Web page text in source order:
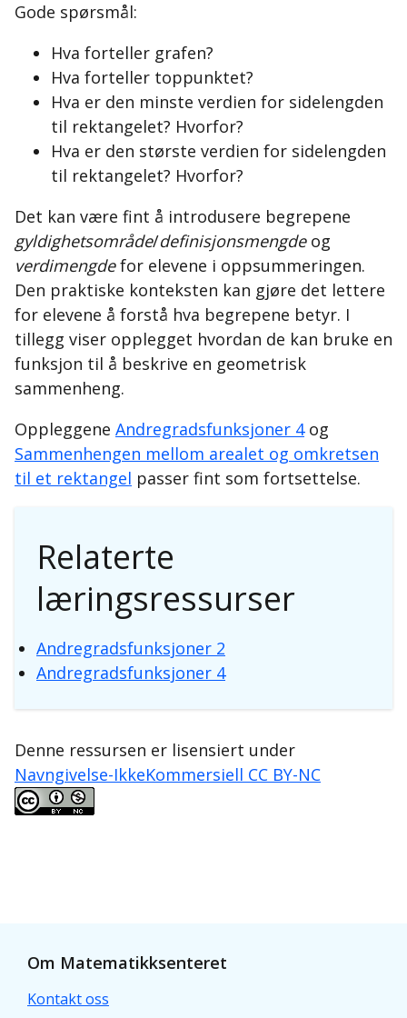
Gode spørsmål:
Hva forteller grafen?
Hva forteller toppunktet?
Hva er den minste verdien for sidelengden
til rektangelet? Hvorfor?
Hva er den største verdien for sidelengden
til rektangelet? Hvorfor?
Det kan være fint å introdusere begrepene
gyldighetsområde/definisjonsmengdeog
verdimengdefor elevene i oppsummeringen.
Den praktiske konteksten kan gjøre det lettere
for elevene å forstå hva begrepene betyr. I
tillegg viser opplegget hvordan de kan bruke en
funksjon til å beskrive en geometrisk
sammenheng.
Oppleggene Andregradsfunksjoner 4og
Sammenhengen mellom arealet og omkretsen
til et rektangel passer fint som fortsettelse.
Relaterte
læringsressurser
Andregradsfunksjoner 2
Andregradsfunksjoner 4
Denne ressursen er lisensiert under
Navngivelse-IkkeKommersiell CC BY-NC
Om Matematikksenteret
Kontakt oss